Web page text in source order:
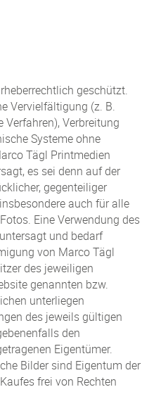
geschützt.
Vervielfältigung (z. B.
Verbreitung
Systeme ohne
Tägl Printmedien
es sei denn auf der
gegenteiliger
auch für alle
Eine Verwendung des
und bedarf
von Marco Tägl
des jeweiligen
genannten bzw.
unterliegen
des jeweils gültigen
den
Eigentümer.
Bilder sind Eigentum der
frei von Rechten